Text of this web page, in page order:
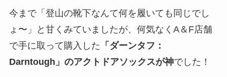
今まで「登山の靴下なんて何を履いても同じでし
ょ〜」と甘くみていましたが、何気なくA＆F店舗
で手に取って購入した 「ダーンタフ：
Darntough」のアクトドアソックスが神でした！